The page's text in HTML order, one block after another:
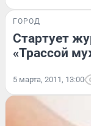
ГОРОД
Стартует
«Трассой
5 марта, 2011, 13:00